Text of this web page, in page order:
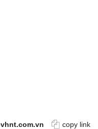
copy link